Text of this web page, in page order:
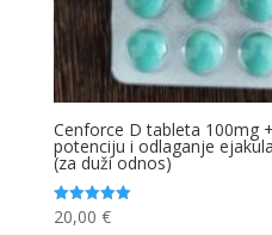
Cenforce D tableta 100mg
potenciju i odlaganje
(za duži odnos)
Ocjenjeno
5.00
20,00 €